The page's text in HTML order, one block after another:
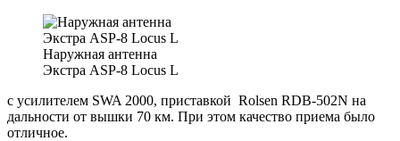
Наружная антенна
Экстра ASP-8 Locus L
с усилителем SWA 2000, приставкой Rolsen RDB-502N на
дальности от вышки 70 км. При этом качество приема было
отличное.